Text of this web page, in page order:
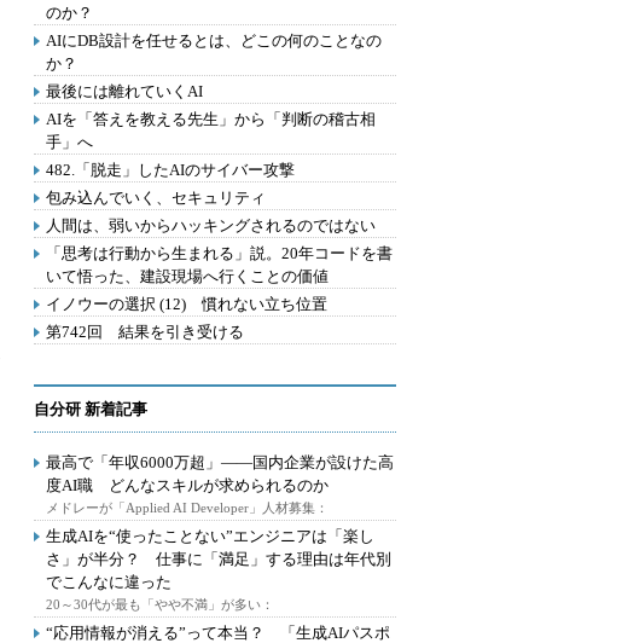
のか？
AIにDB設計を任せるとは、どこの何のことなの
か？
最後には離れていくAI
AIを「答えを教える先生」から「判断の稽古相
手」へ
482.「脱走」したAIのサイバー攻撃
包み込んでいく、セキュリティ
人間は、弱いからハッキングされるのではない
「思考は行動から生まれる」説。20年コードを書
いて悟った、建設現場へ行くことの価値
イノウーの選択 (12) 慣れない立ち位置
第742回 結果を引き受ける
自分研 新着記事
最高で「年収6000万超」――国内企業が設けた高
度AI職 どんなスキルが求められるのか
メドレーが「Applied AI Developer」人材募集：
生成AIを“使ったことない”エンジニアは「楽し
さ」が半分？ 仕事に「満足」する理由は年代別
でこんなに違った
20～30代が最も「やや不満」が多い：
“応用情報が消える”って本当？ 「生成AIパスポ